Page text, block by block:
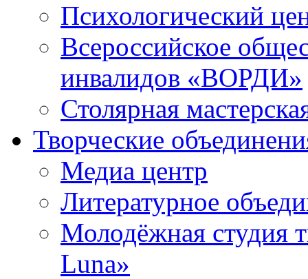
Психологический
Всероссийское
инвалидов «ВОРДИ»
Столярная
Творческие
Медиа центр
Литературное
Молодёжная студия
Luna»